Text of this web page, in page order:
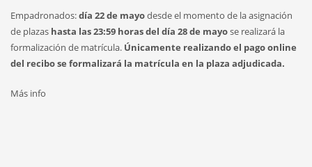
Empadronados:día 22 de mayodesde el momento de la asignación
de plazas hasta las 23:59 horas del día 28 de mayose realizará la
formalización de matrícula. Únicamente realizando el pago online
del recibo se formalizará la matrícula en la plaza adjudicada.
Más info